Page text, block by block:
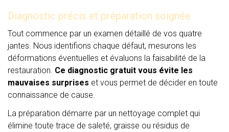
Diagnostic précis et préparation soignée
Tout commence par un examen détaillé de vos quatre
jantes. Nous identifions chaque défaut, mesurons les
déformations éventuelles et évaluons la faisabilité de la
restauration. Ce diagnostic gratuit vous évite les
mauvaises surprises et vous permet de décider en toute
connaissance de cause.
La préparation démarre par un nettoyage complet qui
élimine toute trace de saleté, graisse ou résidus de